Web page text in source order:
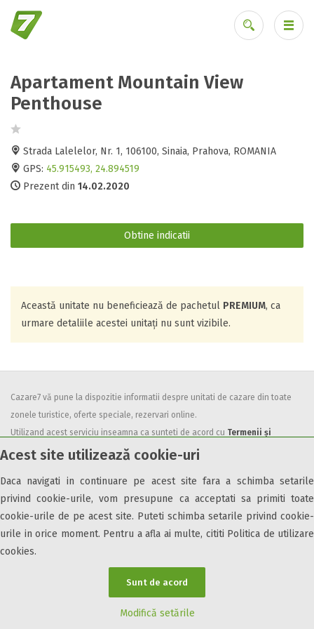
Acest site utilizează cookie-uri
Daca navigati in continuare pe acest site fara a schimba setarile
privind cookie-urile, vom presupune ca acceptati sa primiti toate
cookie-urile de pe acest site. Puteti schimba setarile privind cookie-
urile in orice moment. Pentru a afla ai multe, cititi Politica de utilizare
cookies.
Sunt de acord
Modifică setările
Ai uitat parola?
Apartament Mountain View
Penthouse
Strada Lalelelor, Nr. 1, 106100, Sinaia, Prahova, ROMANIA
GPS: 45.915493, 24.894519
Prezent din 14.02.2020
Obtine indicatii
Această unitate nu beneficiează de pachetul PREMIUM, ca
urmare detaliile acestei unitați nu sunt vizibile.
Cazare7 vă pune la dispozitie informatii despre unitati de cazare din toate
zonele turistice, oferte speciale, rezervari online.
Utilizand acest serviciu inseamna ca sunteti de acord cu Termenii și
condițiilede utilizare.
© 2026 Cazare7. Toate drepturile rezervate.
Informații utile Parteneri Cazare7